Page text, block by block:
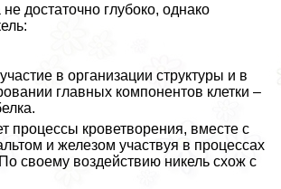
достаточно глубоко, однако
в организации структуры и в
главных компонентов клетки –
процессы кроветворения, вместе с
и железом участвуя в процессах
своему воздействию никель схож с